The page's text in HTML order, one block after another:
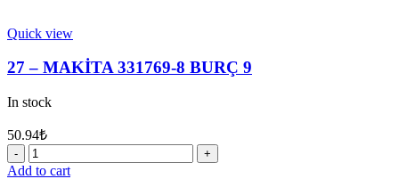
Quick view
27 – MAKİTA 331769-8 BURÇ 9
In stock
50.94₺
27
-
Add to cart